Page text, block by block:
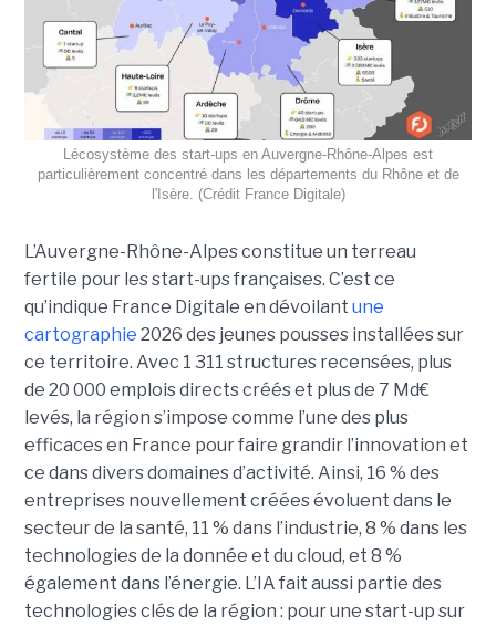
Lécosystème des start-ups en Auvergne-Rhône-Alpes est
particulièrement concentré dans les départements du Rhône et de
l'Isère. (Crédit France Digitale)
L’Auvergne-Rhône-Alpes constitue un terreau
fertile pour les start-ups françaises. C’est ce
qu’indique France Digitale en dévoilant une
cartographie 2026 des jeunes pousses installées sur
ce territoire. Avec 1 311 structures recensées, plus
de 20 000 emplois directs créés et plus de 7 Md€
levés, la région s’impose comme l’une des plus
efficaces en France pour faire grandir l’innovation et
ce dans divers domaines d’activité. Ainsi, 16 % des
entreprises nouvellement créées évoluent dans le
secteur de la santé, 11 % dans l’industrie, 8 % dans les
technologies de la donnée et du cloud, et 8 %
également dans l’énergie. L’IA fait aussi partie des
technologies clés de la région : pour une start-up sur